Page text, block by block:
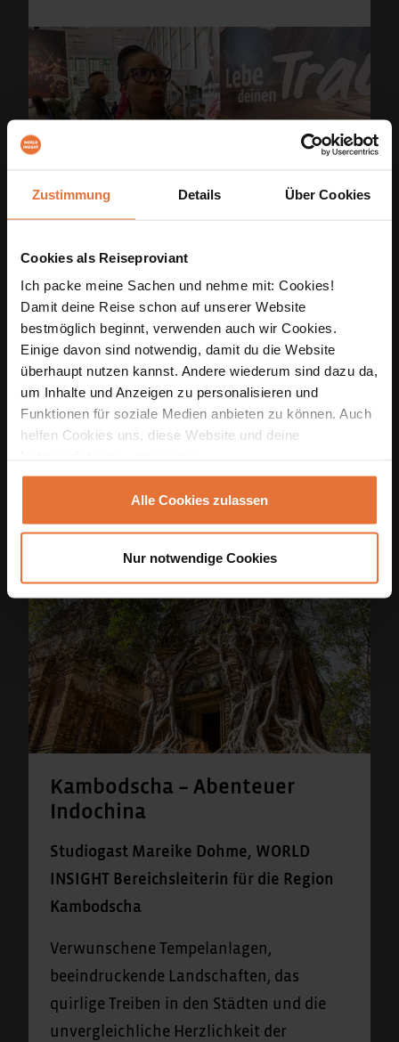
Zustimmung Details Über Cookies
Cookies als Reiseproviant
Ich packe meine Sachen und nehme mit: Cookies!
Damit deine Reise schon auf unserer Website
bestmöglich beginnt, verwenden auch wir Cookies.
Einige davon sind notwendig, damit du die Website
überhaupt nutzen kannst. Andere wiederum sind dazu da,
um Inhalte und Anzeigen zu personalisieren und
Funktionen für soziale Medien anbieten zu können. Auch
helfen Cookies uns, diese Website und deine
Alle Cookies zulassen
Nur notwendige Cookies
WORLD INSIGHT auf der ITB
2025 in Berlin
Welt kennen!
Gemeinsam mit ihnen stellen wir
sorgfältig die Reiseprogramme in den
einzelnen Ländern zusammen und
Erlebnisse auf jeder WORLD INSIGHT-
Reise.
Kambodscha – Abenteuer
Indochina
Studiogast Mareike Dohme, WORLD
INSIGHT Bereichsleiterin für die Region
Kambodscha
Verwunschene Tempelanlagen,
beeindruckende Landschaften, das
quirlige Treiben in den Städten und die
unvergleichliche Herzlichkeit der